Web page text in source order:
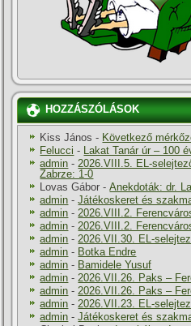
HOZZÁSZÓLÁSOK
Kiss János - Következő
Felucci - Lakat Tanár úr – 100
admin -2026.VIII.5. EL-
Zabrze: 1-0
Lovas Gábor -Anekdoták: dr.
admin -Játékoskeret és
admin -2026.VIII.2.
admin -2026.VIII.2.
admin -2026.VII.30. EL-
admin - Botka Endre
admin - Bamidele Yusuf
admin -2026.VII.26. Paks –
admin -2026.VII.26. Paks –
admin -2026.VII.23. EL-
admin -Játékoskeret és